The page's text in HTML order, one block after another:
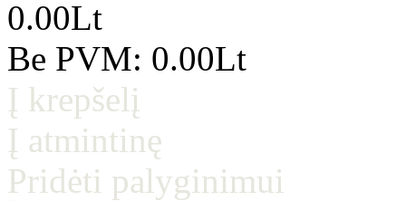
0.00Lt
Be PVM: 0.00Lt
Į krepšelį
Į atmintinę
Pridėti palyginimui